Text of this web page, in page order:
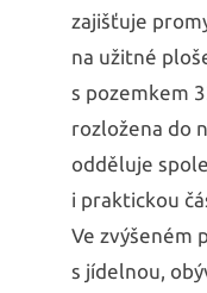
zajišťuje
na užitné
s pozemkem
rozložena do
odděluje
i praktickou
Ve zvýšeném
s jídelnou,